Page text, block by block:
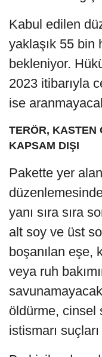
Kabul edilen
yaklaşık 55 bin
bekleniyor.
2023 itibarıyla
ise
TERÖR, KASTEN
KAPSAM DIŞI
Pakette yer
yanı sıra sıra
alt soy ve üst
boşanılan eşe,
veya ruh
öldürme, cinsel
istismarı suçları